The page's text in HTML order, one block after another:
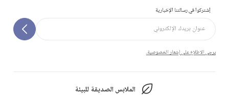
إشتركوا في رسالتنا الإخبارية
يرجى الاطلاع على إشعار الخصوصية.
الملابس الصديقة للبيئة